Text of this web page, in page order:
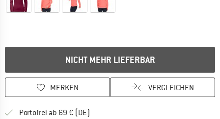
NICHT MEHR LIEFERBAR
MERKEN VERGLEICHEN
Portofrei ab 69 € (DE)